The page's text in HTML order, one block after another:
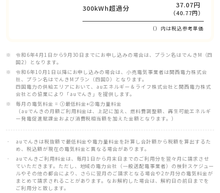
300kWh超過分 37.07円
（40.77円）
（）内は税込参考単価
令和6年4月1日から9月30日までにお申し込みの場合は、プラン名はでんきM（四
国2）となります。
令和6年10月1日以降にお申し込みの場合は、小売電気事業者は関西電力株式会
社、プラン名はでんきMプラン（四国D）となります。
四国電力の供給エリアにおいて、auエネルギー＆ライフ株式会社と関西電力株式
会社との協業により「auでんき」を提供します。
毎月の電気料金 = ①最低料金+②電力量料金
（auでんきの月額ご利用料金は、上記に加え、燃料費調整額、再生可能エネルギ
ー発電促進賦課金および消費税相当額を加えた金額となります。）
auでんきは税抜額で最低料金や電力量料金を計算し合計額から税額を算出するた
め、税込額が現在の電気料金と異なる場合があります。
auでんきご利用料金は、毎月1日から月末日までのご利用分を翌々月に請求させ
ていただきます。ただし、地域の電力会社（一般送配電事業者）の検針スケジュー
ルやその他の都合により、さらに翌月のご請求となる場合や2か月分の電気料金が
まとめて請求されることがあります。なお解約した場合は、解約日の前日までを
ご利用分と致します。